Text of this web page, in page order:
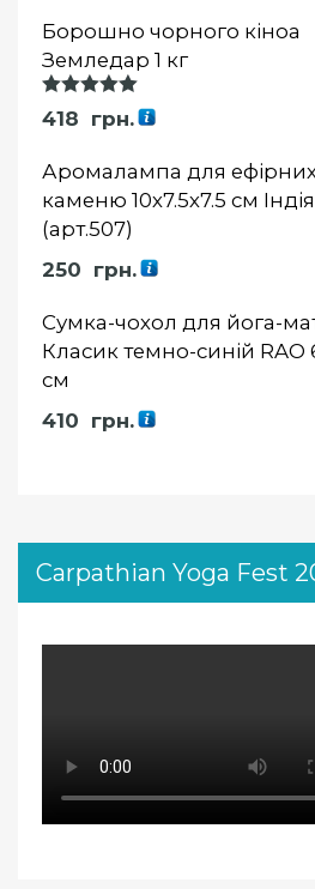
Борошно чорного кіноа
Земледар 1 кг
Оцінка
5.00із 5
418 грн.
Аромалампа для ефірних
каменю 10х7.5х7.5 см Індія
(арт.507)
250 грн.
Сумка-чохол для йога-
Класик темно-синій RAO
см
410 грн.
Carpathian Yoga Fest